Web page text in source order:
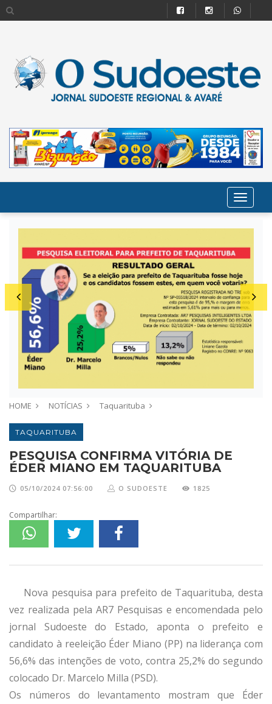
HOME NOTÍCIAS Taquarituba
TAQUARITUBA
PESQUISA CONFIRMA VITÓRIA DE
ÉDER MIANO EM TAQUARITUBA
05/10/2024 07:56:00 O SUDOESTE 1825
Compartilhar:
Nova pesquisa para prefeito de Taquarituba, desta
vez realizada pela AR7 Pesquisas e encomendada pelo
jornal Sudoeste do Estado, aponta o prefeito e
candidato à reeleição Éder Miano (PP) na liderança com
56,6% das intenções de voto, contra 25,2% do segundo
colocado Dr. Marcelo Milla (PSD).
Os números do levantamento mostram que Éder